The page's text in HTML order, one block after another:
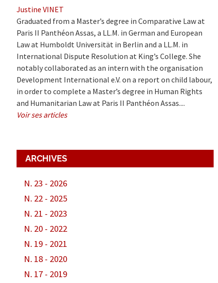
Justine VINET
Graduated from a Master’s degree in Comparative Law at
Paris II Panthéon Assas, a LL.M. in German and European
Law at Humboldt Universität in Berlin and a LL.M. in
International Dispute Resolution at King’s College. She
notably collaborated as an intern with the organisation
Development International e.V. on a report on child labour,
in order to complete a Master’s degree in Human Rights
and Humanitarian Law at Paris II Panthéon Assas....
Voir ses articles
ARCHIVES
N. 23 - 2026
N. 22 - 2025
N. 21 - 2023
N. 20 - 2022
N. 19 - 2021
N. 18 - 2020
N. 17 - 2019